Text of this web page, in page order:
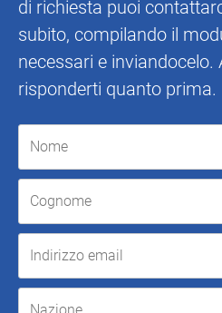
di richiesta puoi
subito, compilando il
necessari e inviandocelo.
risponderti quanto prima.